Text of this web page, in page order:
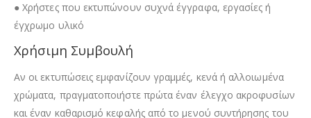
● Χρήστες που εκτυπώνουν συχνά έγγραφα, εργασίες ή
έγχρωμο υλικό
Χρήσιμη Συμβουλή
Αν οι εκτυπώσεις εμφανίζουν γραμμές, κενά ή αλλοιωμένα
χρώματα, πραγματοποιήστε πρώτα έναν έλεγχο ακροφυσίων
και έναν καθαρισμό κεφαλής από το μενού συντήρησης του